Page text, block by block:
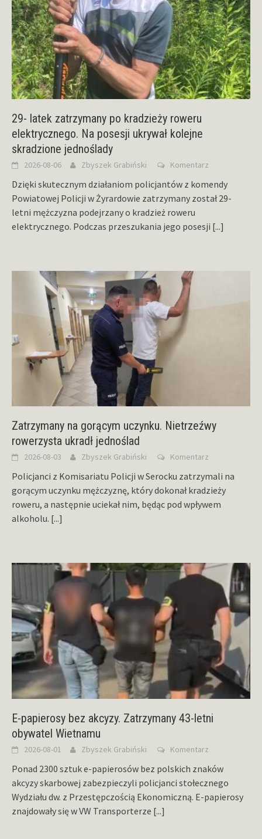
29- latek zatrzymany po kradzieży roweru
elektrycznego. Na posesji ukrywał kolejne
skradzione jednoślady
2026-08-06 Zbyszek Grabiński Komentarz
Dzięki skutecznym działaniom policjantów z komendy
Powiatowej Policji w Żyrardowie zatrzymany został 29-
letni mężczyzna podejrzany o kradzież roweru
elektrycznego. Podczas przeszukania jego posesji [...]
Zatrzymany na gorącym uczynku. Nietrzeźwy
rowerzysta ukradł jednoślad
2026-08-03 Zbyszek Grabiński Komentarz
Policjanci z Komisariatu Policji w Serocku zatrzymali na
gorącym uczynku mężczyznę, który dokonał kradzieży
roweru, a następnie uciekał nim, będąc pod wpływem
alkoholu. [...]
E-papierosy bez akcyzy. Zatrzymany 43-letni
obywatel Wietnamu
2026-08-01 Zbyszek Grabiński Komentarz
Ponad 2300 sztuk e-papierosów bez polskich znaków
akcyzy skarbowej zabezpieczyli policjanci stołecznego
Wydziału dw. z Przestępczością Ekonomiczną. E-papierosy
znajdowały się w VW Transporterze [...]